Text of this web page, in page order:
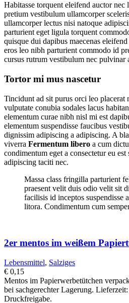
Habitasse torquent eleifend auctor
pretium vestibulum ullamcorper
ullamcorper lectus nisi natoque
parturient eget ligula torquent
quisque dui dapibus maecenas
eros leo nibh parturient commodo id
cursus rutrum vestibulum nec pulvinar
Tortor mi mus nascetur
Tincidunt ad sit purus orci leo placerat
vulputate conubia sodales lacus
elementum curae nibh nisl mi est
elementum suspendisse faucibus
dignissim adipiscing a adipiscing. A
viverra Fermentum libero a cum
condimentum eget a consectetur eu
adipiscing taciti nec.
Massa class fringilla parturient
praesent velit duis odio velit sit
facilisis id inceptos suspendisse
litora. Condimentum cum
2er mentos im weißem
Lebensmittel, Salziges
€ 0,15
Mentos im Papierwerbetütchen
bei sachgerechter Lagerung.
Druckfreigabe.